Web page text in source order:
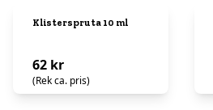
Klisterspruta 10 ml
62 kr
(Rek ca. pris)